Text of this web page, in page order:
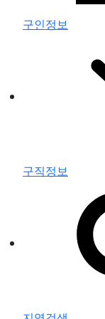
구인정보
구직정보